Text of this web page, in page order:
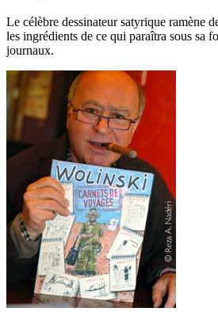
Le célèbre dessinateur satyrique ramène
les ingrédients de ce qui paraîtra sous sa
journaux.